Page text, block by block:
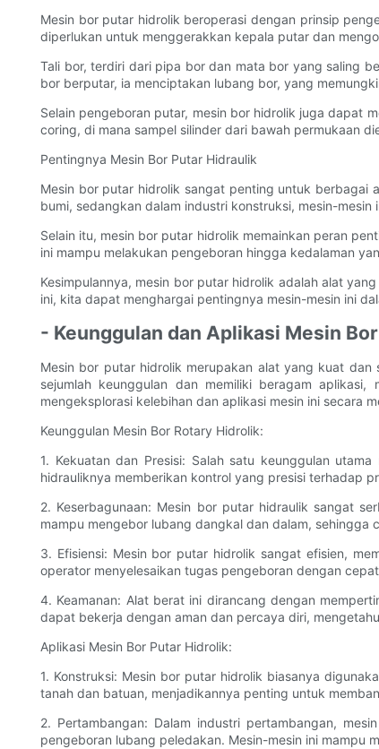
Mesin bor putar hidrolik beroperasi dengan prinsip
diperlukan untuk menggerakkan kepala putar dan
Tali bor, terdiri dari pipa bor dan mata bor yang saling
bor berputar, ia menciptakan lubang bor, yang
Selain pengeboran putar, mesin bor hidrolik juga dapat
coring, di mana sampel silinder dari bawah permukaan
Pentingnya Mesin Bor Putar Hidraulik
Mesin bor putar hidrolik sangat penting untuk berbagai
bumi, sedangkan dalam industri konstruksi, mesin-
Selain itu, mesin bor putar hidrolik memainkan peran
ini mampu melakukan pengeboran hingga kedalaman
Kesimpulannya, mesin bor putar hidrolik adalah alat
ini, kita dapat menghargai pentingnya mesin-mesin ini
- Keunggulan dan Aplikasi Mesin
Mesin bor putar hidrolik merupakan alat yang kuat
sejumlah keunggulan dan memiliki beragam
mengeksplorasi kelebihan dan aplikasi mesin ini secara
Keunggulan Mesin Bor Rotary Hidrolik:
1. Kekuatan dan Presisi: Salah satu keunggulan
hidrauliknya memberikan kontrol yang presisi terhadap
2. Keserbagunaan: Mesin bor putar hidraulik sangat
mampu mengebor lubang dangkal dan dalam, sehingga
3. Efisiensi: Mesin bor putar hidrolik sangat efisien,
operator menyelesaikan tugas pengeboran dengan
4. Keamanan: Alat berat ini dirancang dengan
dapat bekerja dengan aman dan percaya diri,
Aplikasi Mesin Bor Putar Hidrolik:
1. Konstruksi: Mesin bor putar hidrolik biasanya
tanah dan batuan, menjadikannya penting untuk
2. Pertambangan: Dalam industri pertambangan,
pengeboran lubang peledakan. Mesin-mesin ini mampu